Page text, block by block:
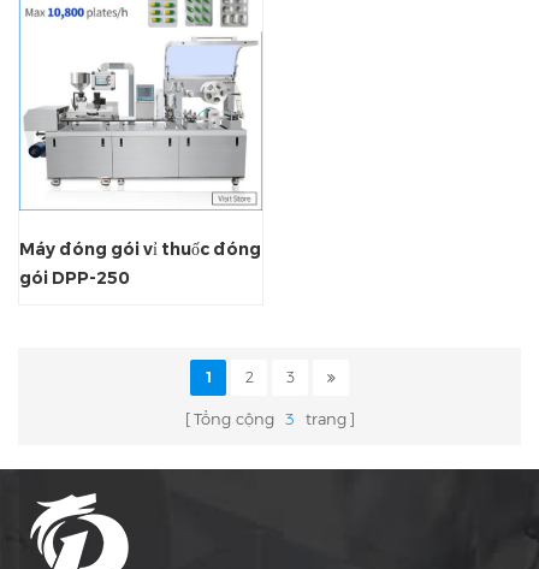
Máy đóng gói vỉ thuốc đóng
gói DPP-250
1 2 3
Tổng cộng 3 trang